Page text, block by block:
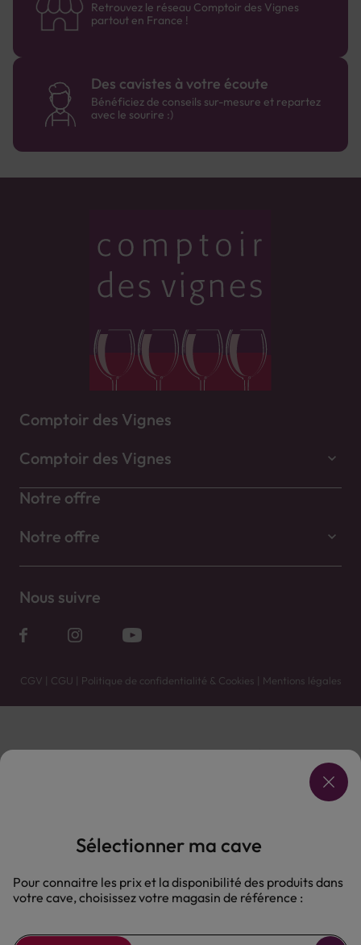
Retrouvez le réseau Comptoir des Vignes
partout en France !
Des cavistes à votre écoute
Bénéficiez de conseils sur-mesure et repartez
avec le sourire :)
Comptoir des Vignes
Comptoir des Vignes
Notre offre
Notre offre
Nous suivre
CGV | CGU | Politique de confidentialité & Cookies | Mentions légales
Vente uniquement en caves. Contactez votre caviste pour plus de renseignements.
L'ABUS D'ALCOOL EST DANGEREUX POUR LA SANTÉ, À CONSOMMER AVEC MODÉRATION.
Sélectionner ma cave
Pour connaitre les prix et la disponibilité des produits dans
votre cave, choisissez votre magasin de référence :